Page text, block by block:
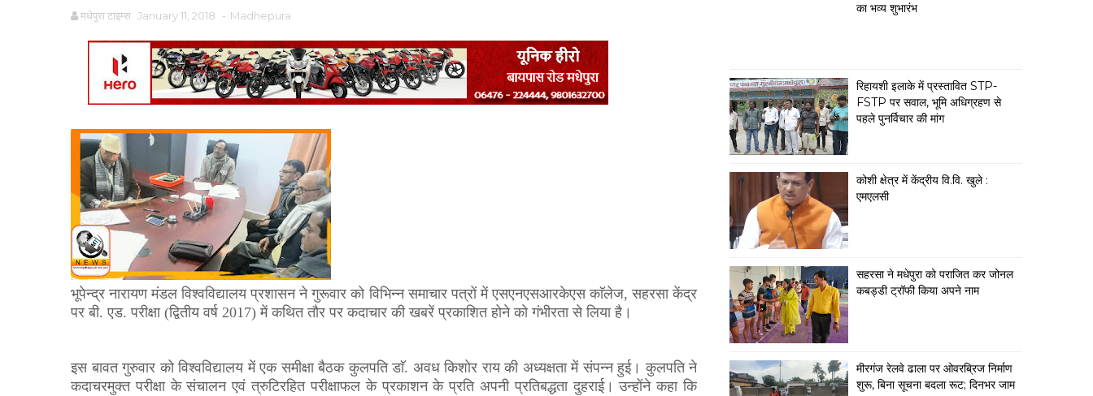
मधेपुरा टाइम्स January 11, 2018 - Madhepura
भूपेन्द्र नारायण मंडल विश्वविद्यालय प्रशासन ने गुरूवार को विभिन्न समाचार पत्रों में एसएनएसआरकेएस काॅलेज,सहरसा केंद्र
पर बी. एड. परीक्षा (द्वितीय वर्ष 2017)में कथित तौर पर कदाचार की खबरें प्रकाशित होने को गंभीरता से लिया है।
इस बावत गुरुवार को विश्वविद्यालय में एक समीक्षा बैठक कुलपति डाॅ. अवध किशोर राय की अध्यक्षता में संपन्न हुई। कुलपति ने
कदाचरमुक्त परीक्षा के संचालन एवं त्रुटिरहित परीक्षाफल के प्रकाशन के प्रति अपनी प्रतिबद्धता दुहराई। उन्होंने कहा कि
का भव्य शुभारंभ
रिहायशी इलाके में प्रस्तावित STP-
FSTP पर सवाल, भूमि अधिग्रहण से
पहले पुनर्विचार की मांग
कोशी क्षेत्र में केंद्रीय वि.वि. खुले :
एमएलसी
सहरसा ने मधेपुरा को पराजित कर जोनल
कबड्डी ट्रॉफी किया अपने नाम
मीरगंज रेलवे ढाला पर ओवरब्रिज निर्माण
शुरू, बिना सूचना बदला रूट; दिनभर जाम